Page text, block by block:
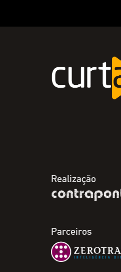
Realização
Parceiros